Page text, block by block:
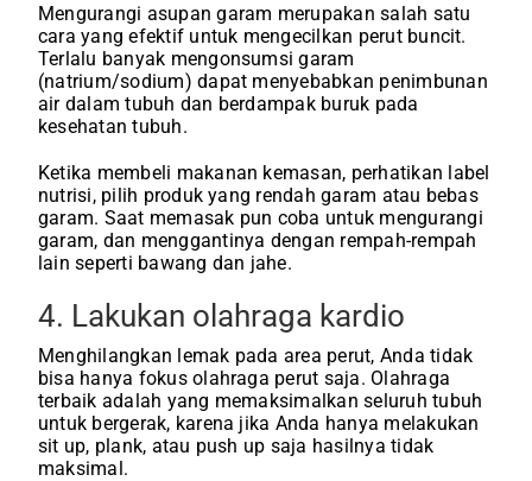
Mengurangi asupan garam merupakan salah satu
cara yang efektif untuk mengecilkan perut buncit.
Terlalu banyak mengonsumsi garam
(natrium/sodium) dapat menyebabkan penimbunan
air dalam tubuh dan berdampak buruk pada
kesehatan tubuh.
Ketika membeli makanan kemasan, perhatikan label
nutrisi, pilih produk yang rendah garam atau bebas
garam. Saat memasak pun coba untuk mengurangi
garam, dan menggantinya dengan rempah-rempah
lain seperti bawang dan jahe.
4. Lakukan olahraga kardio
Menghilangkan lemak pada area perut, Anda tidak
bisa hanya fokus olahraga perut saja. Olahraga
terbaik adalah yang memaksimalkan seluruh tubuh
untuk bergerak, karena jika Anda hanya melakukan
sit up, plank, atau push up saja hasilnya tidak
maksimal.